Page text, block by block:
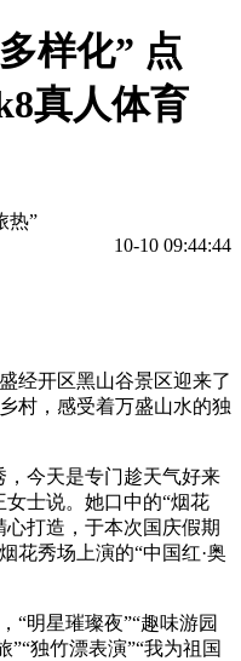
样化” 点
真人体育
热”
10-10 09:44:44
经开区黑山谷景区迎来了
村，感受着万盛山水的独
，今天是专门趁天气好来
士说。她口中的“烟花
打造，于本次国庆假期
花秀场上演的“中国红·奥
“明星璀璨夜”“趣味游园
”“独竹漂表演”“我为祖国